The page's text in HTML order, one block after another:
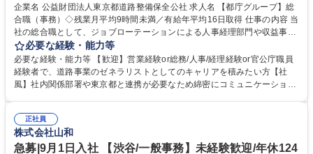
駅近5分以内
資格取得手当あり 食事補助あり
企業名 公益財団法人東京都道路整備保全公社 求人名 【都庁グループ】総
合職（事務）◇残業月平均9時間未満／有給年平均16日取得 仕事の内容 当
社の総合職として、ジョブローテーションによる人事経理部門や収益事業
等のフロント部門の部署等幅広い部署での業務をお任せいたします。研修
制度やキャリア支援が充実しております！ ※下記業務詳細 【業務詳細】■
管理部門：広報、人事、経理など当公社の運営に係る管理業務 ■収益部
門：駐車場の新規開拓、管理運営、新宿駅西口広場の「イベントコーナ
道路施設や道路工事現場の見学ツアー事業 ※入社後は上記いずれかの部門
へ配属。※業務内容変更の範囲：会社の定める業務 募集職種 【都庁グル
ープ】総合職（事務）◇残業月平均9時間未満／有給年平均16日取得
必要な経験・能力等
必要な経験・能力等 【歓迎】営業経験or総務/人事/経理経験or官公庁職員
経験者で、道路事業のゼネラリストとしてのキャリアを積みたい方【社
風】社内関係部署や東京都と連携が必要なため綿密にコミュニケーション
部門など多岐に渡る業務を経験できます。 ■様々なプロジェクト：駐車場
事業の他、新宿駅西口広場内に設置された照明を兼ねた広告「ブライトサ
イン」の管理運営を行うなど、事業収益を生み出す活動を積極的に行って
正社員
株式会社山和
急募|9月1日入社 【渋谷/一般事務】未経験歓迎/年休124